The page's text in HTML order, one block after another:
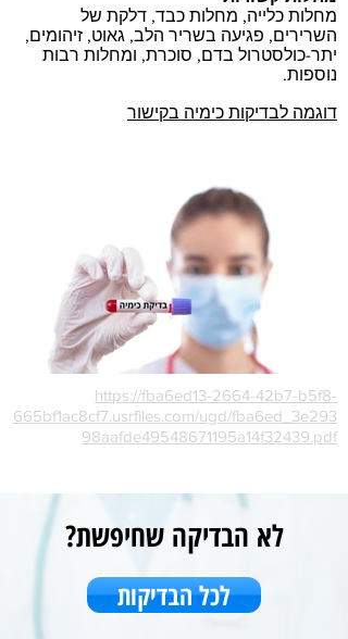
מחלות כלייה, מחלות כבד, דלקת של
השרירים, פגיעה בשריר הלב, גאוט, זיהומים,
יתר-כולסטרול בדם, סוכרת, ומחלות רבות
נוספות.
דוגמה לבדיקות כימיה בקישור
https://fba6ed13-2664-42b7-b5f8-
665bf1ac8cf7.usrfiles.com/ugd/fba6ed_3e293
98aafde49548671195a14f32439.pdf
לא הבדיקה שחיפשת?
לכל הבדיקות